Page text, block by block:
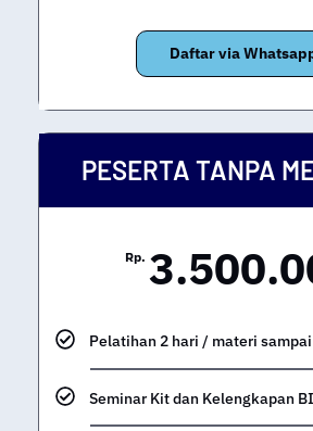
Daftar via
PESERTA TANPA
Rp.
Pelatihan 2 hari / materi
Seminar Kit dan Kelengkapan